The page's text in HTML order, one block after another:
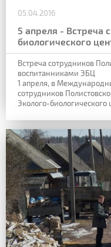
05.04.2016
5 апреля - Встреча
биологического
Встреча сотрудников
воспитанниками ЭБЦ
1 апреля, в
сотрудников
Эколого-биологического